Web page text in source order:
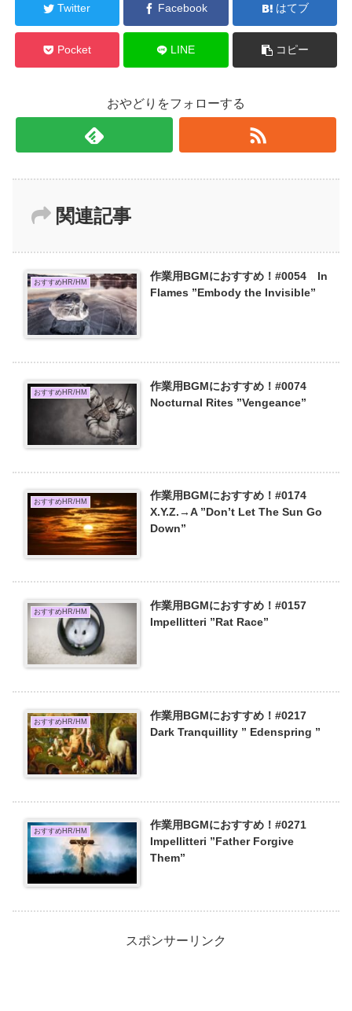
Twitter Facebook はてブ
Pocket LINE コピー
おやどりをフォローする
関連記事
おすすめHR/HM
作業用BGMにおすすめ！#0054 In
Flames ”Embody the Invisible”
おすすめHR/HM
作業用BGMにおすすめ！#0074
Nocturnal Rites ”Vengeance”
おすすめHR/HM
作業用BGMにおすすめ！#0174
X.Y.Z.→A ”Don’t Let The Sun Go
Down”
おすすめHR/HM
作業用BGMにおすすめ！#0157
Impellitteri ”Rat Race”
おすすめHR/HM
作業用BGMにおすすめ！#0217
Dark Tranquillity ” Edenspring ”
おすすめHR/HM
作業用BGMにおすすめ！#0271
Impellitteri ”Father Forgive
Them”
スポンサーリンク